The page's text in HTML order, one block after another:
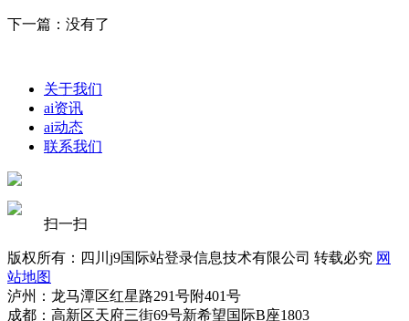
下一篇：没有了
关于我们
ai资讯
ai动态
联系我们
扫一扫
版权所有：四川j9国际站登录信息技术有限公司 转载必究 网
站地图
泸州：龙马潭区红星路291号附401号
成都：高新区天府三街69号新希望国际B座1803